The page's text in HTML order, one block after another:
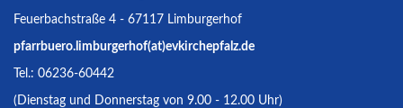
Feuerbachstraße 4 - 67117 Limburgerhof
pfarrbuero.limburgerhof(at)evkirchepfalz.de
Tel.: 06236-60442
(Dienstag und Donnerstag von 9.00 - 12.00 Uhr)